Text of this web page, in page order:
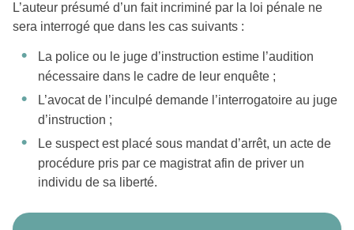
L’auteur présumé d’un fait incriminé par la loi pénale ne
sera interrogé que dans les cas suivants :
La police ou le juge d’instruction estime l’audition
nécessaire dans le cadre de leur enquête ;
L’avocat de l’inculpé demande l’interrogatoire au juge
d’instruction ;
Le suspect est placé sous mandat d’arrêt, un acte de
procédure pris par ce magistrat afin de priver un
individu de sa liberté.